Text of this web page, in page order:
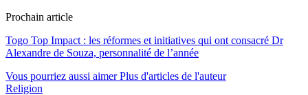
Prochain article
Togo Top Impact : les réformes et initiatives qui ont consacré Dr
Alexandre de Souza, personnalité de l’année
Vous pourriez aussi aimer Plus d'articles de l'auteur
Religion